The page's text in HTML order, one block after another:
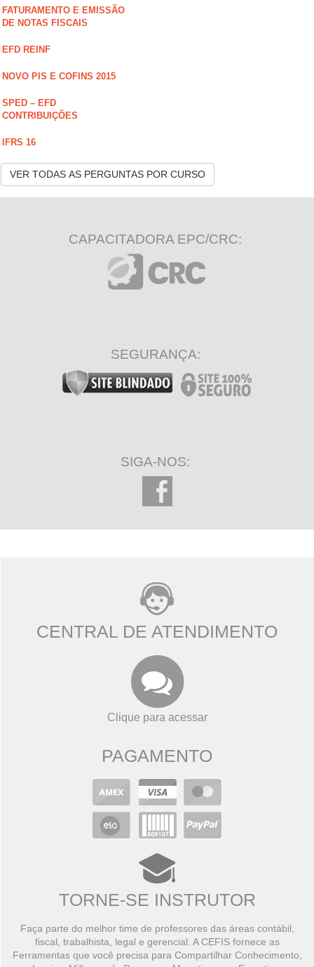
FATURAMENTO E EMISSÃO
DE NOTAS FISCAIS
EFD REINF
NOVO PIS E COFINS 2015
SPED – EFD
CONTRIBUIÇÕES
IFRS 16
VER TODAS AS PERGUNTAS POR CURSO
CAPACITADORA EPC/CRC:
SEGURANÇA:
SIGA-NOS:
CENTRAL DE ATENDIMENTO
Clique para acessar
PAGAMENTO
TORNE-SE INSTRUTOR
Faça parte do melhor time de professores das áreas contábil,
fiscal, trabalhista, legal e gerencial. A CEFIS fornece as
Ferramentas que você precisa para Compartilhar Conhecimento,